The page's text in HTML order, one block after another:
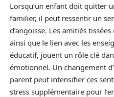
Lorsqu’un enfant doit quitter
familier, il peut ressentir un
d’angoisse. Les amitiés
ainsi que le lien avec les
éducatif, jouent un rôle clé
émotionnel. Un changement
parent peut intensifier ces
stress supplémentaire pour